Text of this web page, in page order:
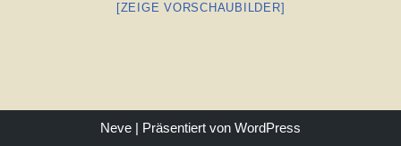
[ZEIGE VORSCHAUBILDER]
Neve | Präsentiert von WordPress